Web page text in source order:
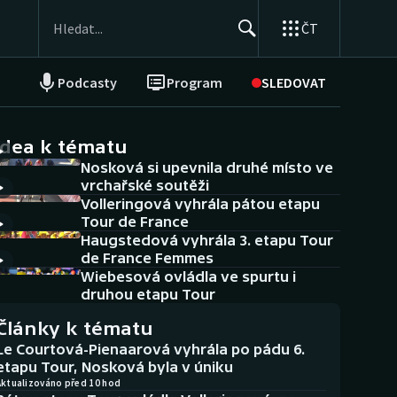
ČT
Podcasty Program SLEDOVAT
NEPŘEHLÉDNĚTE
Historické návraty
Aplikace ČT sport
AZ kvíz
k tématu
Nosková si upevnila druhé místo ve
vrchařské soutěži
Volleringová vyhrála pátou etapu
Tour de France
Haugstedová vyhrála 3. etapu Tour
de France Femmes
Wiebesová ovládla ve spurtu i
druhou etapu Tour
k tématu
Courtová-Pienaarová vyhrála po pádu 6.
Tour, Nosková byla v úniku
před 10 hod